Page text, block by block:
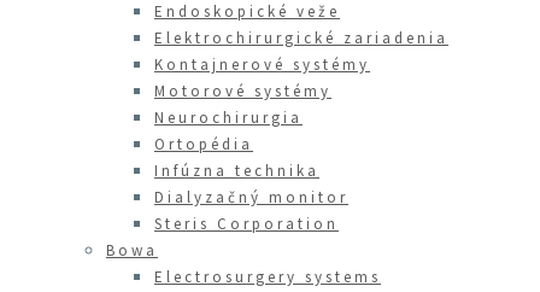
Endoskopické veže
Elektrochirurgické zariadenia
Kontajnerové systémy
Motorové systémy
Neurochirurgia
Ortopédia
Infúzna technika
Dialyzačný monitor
Steris Corporation
Bowa
Electrosurgery systems